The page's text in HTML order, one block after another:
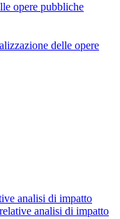
opere pubbliche
delle opere
analisi di impatto
analisi di impatto